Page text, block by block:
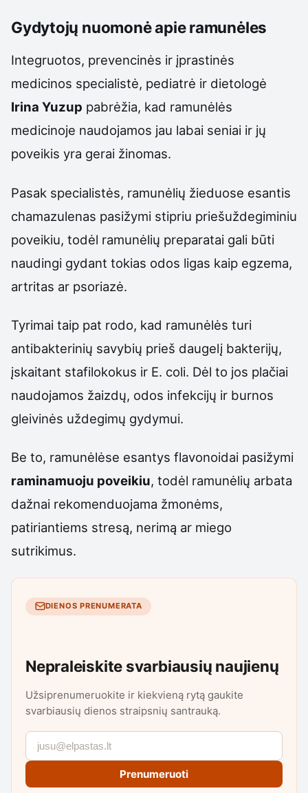
Gydytojų nuomonė apie ramunėles
Integruotos, prevencinės ir įprastinės
medicinos specialistė, pediatrė ir dietologė
Irina Yuzup pabrėžia, kad ramunėlės
medicinoje naudojamos jau labai seniai ir jų
poveikis yra gerai žinomas.
Pasak specialistės, ramunėlių žieduose esantis
chamazulenas pasižymi stipriu priešuždegiminiu
poveikiu, todėl ramunėlių preparatai gali būti
naudingi gydant tokias odos ligas kaip egzema,
artritas ar psoriazė.
Tyrimai taip pat rodo, kad ramunėlės turi
antibakterinių savybių prieš daugelį bakterijų,
įskaitant stafilokokus ir E. coli. Dėl to jos plačiai
naudojamos žaizdų, odos infekcijų ir burnos
gleivinės uždegimų gydymui.
Be to, ramunėlėse esantys flavonoidai pasižymi
raminamuoju poveikiu, todėl ramunėlių arbata
dažnai rekomenduojama žmonėms,
patiriantiems stresą, nerimą ar miego
sutrikimus.
DIENOS PRENUMERATA
Nepraleiskite svarbiausių naujienų
Užsiprenumeruokite ir kiekvieną rytą gaukite
svarbiausių dienos straipsnių santrauką.
Prenumeruoti